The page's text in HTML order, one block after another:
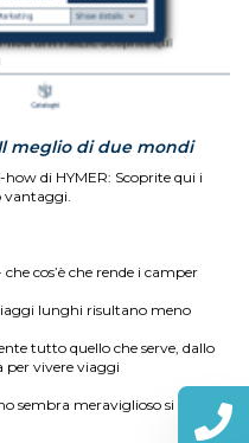
meglio di due mondi
di HYMER: Scoprite qui i
vantaggi.
cos’è che rende i camper
lunghi risultano meno
tutto quello che serve, dallo
per vivere viaggi
sembra meraviglioso si